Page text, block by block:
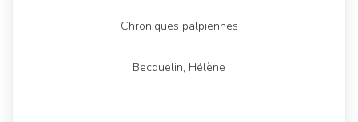
Chroniques palpiennes
Becquelin, Hélène